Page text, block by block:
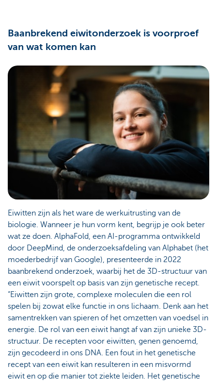
Baanbrekend eiwitonderzoek is voorproef
van wat komen kan
Eiwitten zijn als het ware de werkuitrusting van de
biologie. Wanneer je hun vorm kent, begrijp je ook beter
wat ze doen. AlphaFold, een AI-programma ontwikkeld
door DeepMind, de onderzoeksafdeling van Alphabet (het
moederbedrijf van Google), presenteerde in 2022
baanbrekend onderzoek, waarbij het de 3D-structuur van
een eiwit voorspelt op basis van zijn genetische recept.
“Eiwitten zijn grote, complexe moleculen die een rol
spelen bij zowat elke functie in ons lichaam. Denk aan het
samentrekken van spieren of het omzetten van voedsel in
energie. De rol van een eiwit hangt af van zijn unieke 3D-
structuur. De recepten voor eiwitten, genen genoemd,
zijn gecodeerd in ons DNA. Een fout in het genetische
recept van een eiwit kan resulteren in een misvormd
eiwit en op die manier tot ziekte leiden. Het genetische